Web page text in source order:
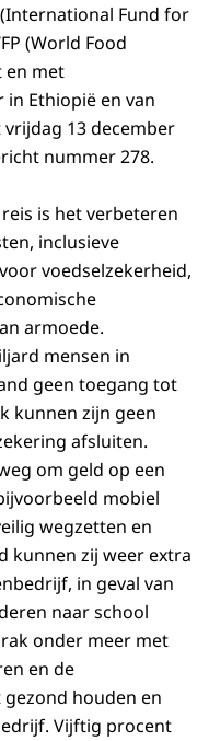
Fund for
(World Food
en met
Ethiopië en van
13 december
nummer 278.
is het verbeteren
inclusieve
voedselzekerheid,
armoede.
mensen in
geen toegang tot
kunnen zijn geen
afsluiten.
om geld op een
mobiel
wegzetten en
kunnen zij weer extra
in geval van
naar school
onder meer met
en de
houden en
Vijftig procent